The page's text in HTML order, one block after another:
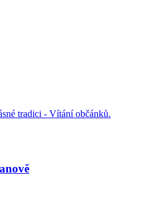
tradici - Vítání občánků.